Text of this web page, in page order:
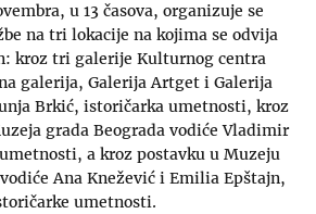
u 13 časova, organizuje se
na tri lokacije na kojima se odvija
kroz tri galerije Kulturnog centra
galerija, Galerija Artget i Galerija
Brkić, istoričarka umetnosti, kroz
grada Beograda vodiće Vladimir
a kroz postavku u Muzeju
Ana Knežević i Emilia Epštajn,
umetnosti.